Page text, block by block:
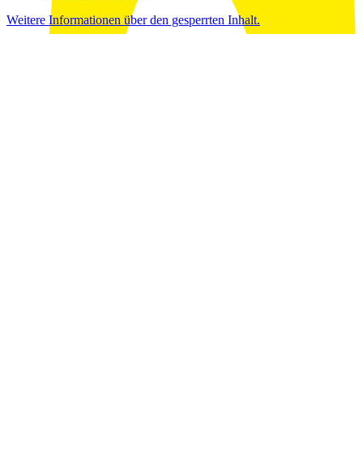
Weitere Informationen über den gesperrten Inhalt.